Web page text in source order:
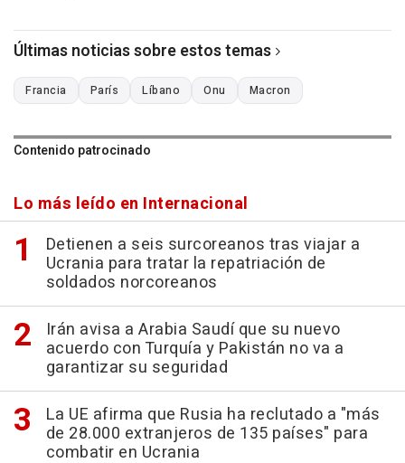
Últimas noticias sobre estos temas
Francia París Líbano Onu Macron
Contenido patrocinado
Lo más leído en Internacional
Detienen a seis surcoreanos tras viajar a
Ucrania para tratar la repatriación de
soldados norcoreanos
Irán avisa a Arabia Saudí que su nuevo
acuerdo con Turquía y Pakistán no va a
garantizar su seguridad
La UE afirma que Rusia ha reclutado a "más
de 28.000 extranjeros de 135 países" para
combatir en Ucrania